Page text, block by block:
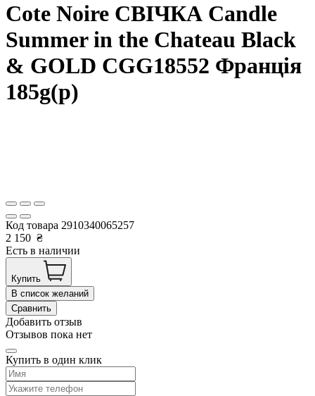
Cоte Noire СВІЧКА Candle
Summer in the Chateau Black
& GOLD CGG18552 Франція
185g(р)
Код товара 2910340065257
2 150 ₴
Есть в наличии
Купить
В список желаний
Сравнить
Добавить отзыв
Отзывов пока нет
Купить в один клик